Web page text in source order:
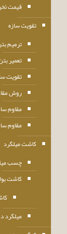
قیمت
تقویت سازه
ترمیم
تعمیر
تقویت
روش
مقاوم
مقاوم
کاشت میلگرد
چسب
کاشت
میلگرد